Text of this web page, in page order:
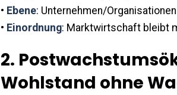
• Ebene: Unternehmen/Organisationen
• Einordnung: Marktwirtschaft bleibt
2.
Wohlstand ohne